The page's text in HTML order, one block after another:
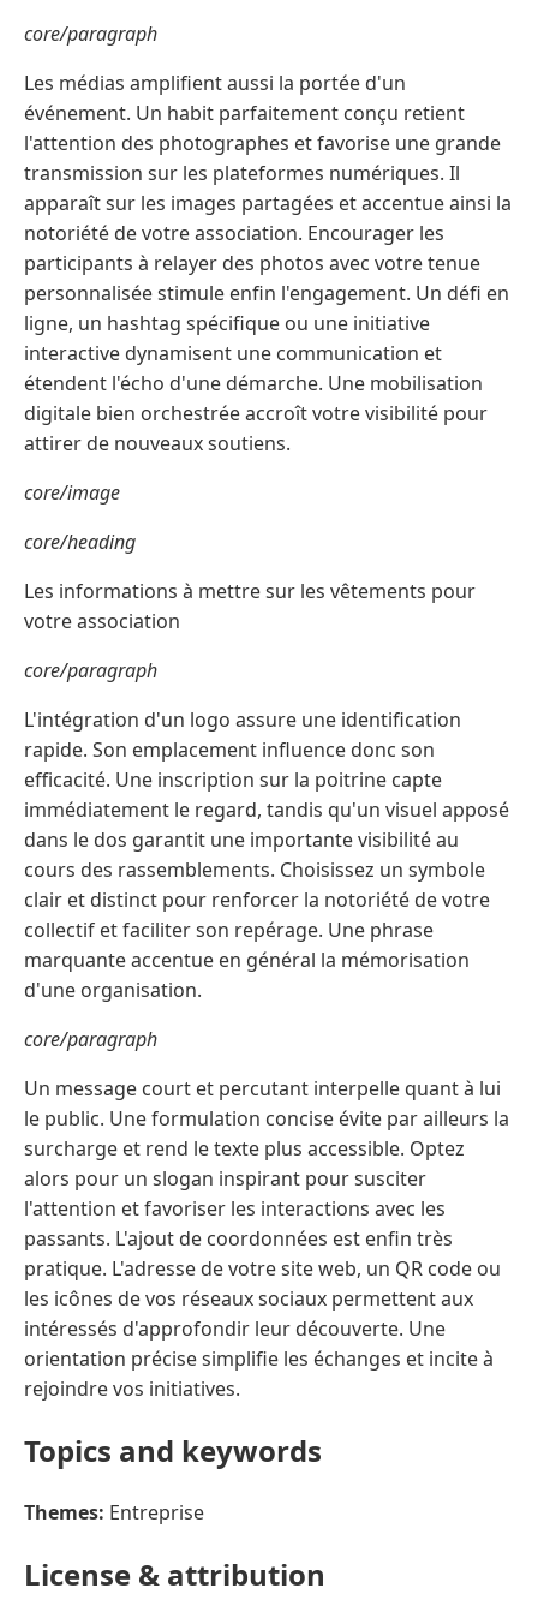
core/paragraph
Les médias amplifient aussi la portée d'un
événement. Un habit parfaitement conçu retient
l'attention des photographes et favorise une grande
transmission sur les plateformes numériques. Il
apparaît sur les images partagées et accentue ainsi la
notoriété de votre association. Encourager les
participants à relayer des photos avec votre tenue
personnalisée stimule enfin l'engagement. Un défi en
ligne, un hashtag spécifique ou une initiative
interactive dynamisent une communication et
étendent l'écho d'une démarche. Une mobilisation
digitale bien orchestrée accroît votre visibilité pour
attirer de nouveaux soutiens.
core/image
core/heading
Les informations à mettre sur les vêtements pour
votre association
core/paragraph
L'intégration d'un logo assure une identification
rapide. Son emplacement influence donc son
efficacité. Une inscription sur la poitrine capte
immédiatement le regard, tandis qu'un visuel apposé
dans le dos garantit une importante visibilité au
cours des rassemblements. Choisissez un symbole
clair et distinct pour renforcer la notoriété de votre
collectif et faciliter son repérage. Une phrase
marquante accentue en général la mémorisation
d'une organisation.
core/paragraph
Un message court et percutant interpelle quant à lui
le public. Une formulation concise évite par ailleurs la
surcharge et rend le texte plus accessible. Optez
alors pour un slogan inspirant pour susciter
l'attention et favoriser les interactions avec les
passants. L'ajout de coordonnées est enfin très
pratique. L'adresse de votre site web, un QR code ou
les icônes de vos réseaux sociaux permettent aux
intéressés d'approfondir leur découverte. Une
orientation précise simplifie les échanges et incite à
rejoindre vos initiatives.
Topics and keywords
Themes: Entreprise
License & attribution